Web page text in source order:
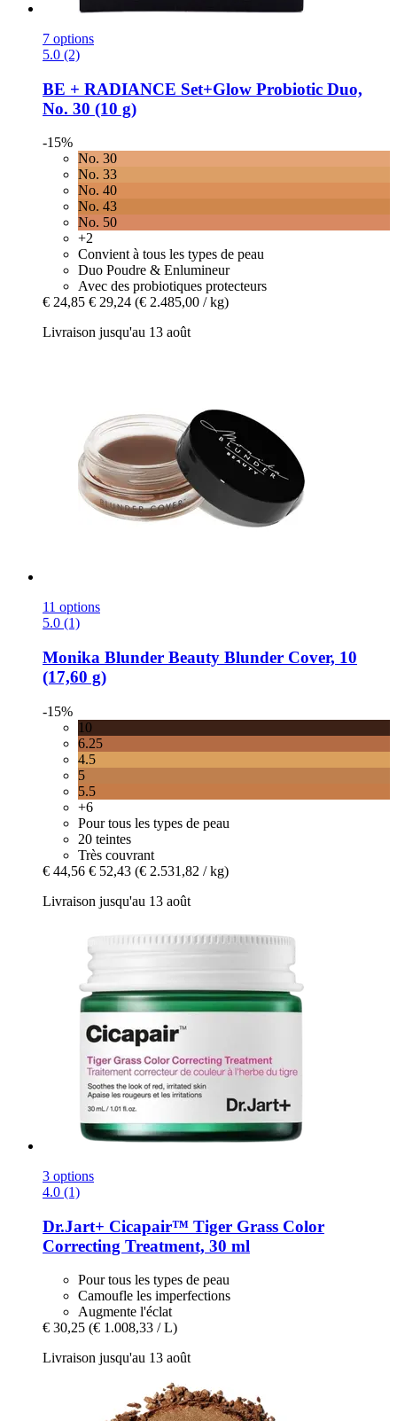
7 options
5.0 (2)
BE + RADIANCE Set+Glow Probiotic Duo,
No. 30 (10 g)
-15%
No. 30
No. 33
No. 40
No. 43
No. 50
+2
Convient à tous les types de peau
Duo Poudre & Enlumineur
Avec des probiotiques protecteurs
€ 24,85 € 29,24 (€ 2.485,00 / kg)
Livraison jusqu'au 13 août
11 options
5.0 (1)
Monika Blunder Beauty Blunder Cover, 10
(17,60 g)
-15%
10
6.25
4.5
5
5.5
+6
Pour tous les types de peau
20 teintes
Très couvrant
€ 44,56 € 52,43 (€ 2.531,82 / kg)
Livraison jusqu'au 13 août
3 options
4.0 (1)
Dr.Jart+ Cicapair™ Tiger Grass Color
Correcting Treatment, 30 ml
Pour tous les types de peau
Camoufle les imperfections
Augmente l'éclat
€ 30,25 (€ 1.008,33 / L)
Livraison jusqu'au 13 août